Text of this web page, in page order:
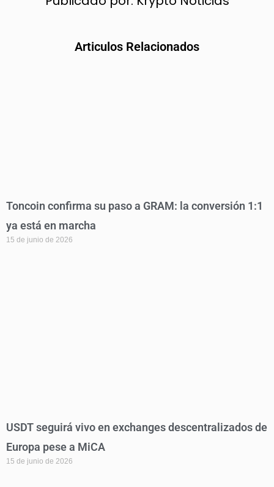
Articulos Relacionados
Toncoin confirma su paso a GRAM: la conversión 1:1
ya está en marcha
15 de junio de 2026
USDT seguirá vivo en exchanges descentralizados de
Europa pese a MiCA
15 de junio de 2026